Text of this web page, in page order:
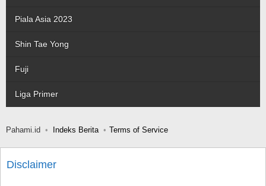
Piala Asia 2023
Shin Tae Yong
Fuji
Liga Primer
Pahami.id Indeks Berita Terms of Service
Disclaimer